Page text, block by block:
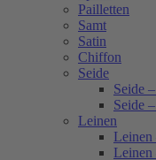
Pailletten
Samt
Satin
Chiffon
Seide
Seide
Seide
Leinen